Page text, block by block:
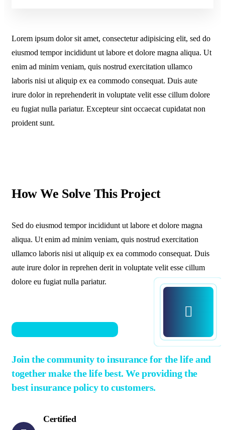
Lorem ipsum dolor sit amet, consectetur adipisicing elit, sed do
eiusmod tempor incididunt ut labore et dolore magna aliqua. Ut
enim ad minim veniam, quis nostrud exercitation ullamco
laboris nisi ut aliquip ex ea commodo consequat. Duis aute
irure dolor in reprehenderit in voluptate velit esse cillum dolore
eu fugiat nulla pariatur. Excepteur sint occaecat cupidatat non
proident sunt.
How We Solve This Project
Sed do eiusmod tempor incididunt ut labore et dolore magna
aliqua. Ut enim ad minim veniam, quis nostrud exercitation
ullamco laboris nisi ut aliquip ex ea commodo consequat. Duis
aute irure dolor in reprehen derit in voluptate velit esse cillum
dolore eu fugiat nulla pariatur.
Join the community to insurance for the life and
together make the life best. We providing the
best insurance policy to customers.
Certified